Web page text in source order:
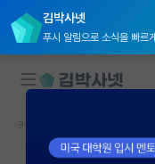
김박사넷
푸시 알림으로 소식을 빠르게
대학원생 모집
커뮤니티 홈